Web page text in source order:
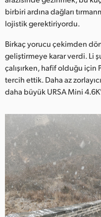
Portugal
South Africa
Spain
Chinese Taipei
Turkey
UAE
Ukraine
United Kingdom
birbiri ardına dağları
lojistik gerektiriyordu.
Birkaç yorucu çekimden
geliştirmeye karar verdi. Li
çalışırken, hafif olduğu için
tercih ettik. Daha az
daha büyük URSA Mini